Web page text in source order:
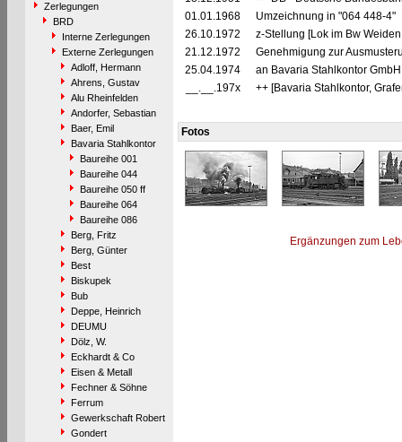
Zerlegungen
BRD
Interne Zerlegungen
Externe Zerlegungen
Adloff, Hermann
Ahrens, Gustav
Alu Rheinfelden
Andorfer, Sebastian
Baer, Emil
Bavaria Stahlkontor
Baureihe 001
Baureihe 044
Baureihe 050 ff
Baureihe 064
Baureihe 086
Berg, Fritz
Berg, Günter
Best
Biskupek
Bub
Deppe, Heinrich
DEUMU
Dölz, W.
Eckhardt & Co
Eisen & Metall
Fechner & Söhne
Ferrum
Gewerkschaft Robert
Gondert
01.01.1968
Umzeichnung in "064 448-4"
26.10.1972
z-Stellung [Lok im Bw
21.12.1972
Genehmigung zur
25.04.1974
an Bavaria Stahlkontor
__.__.197x
++ [Bavaria Stahlkontor,
Fotos
Ergänzungen zum